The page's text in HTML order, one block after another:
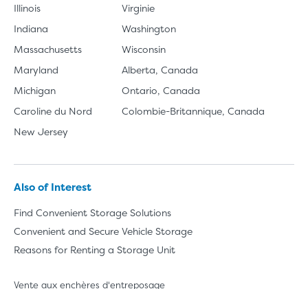
Illinois
Indiana
Massachusetts
Maryland
Michigan
Caroline du Nord
New Jersey
Virginie
Washington
Wisconsin
Alberta, Canada
Ontario, Canada
Colombie-Britannique, Canada
Also of Interest
Find Convenient Storage Solutions
Convenient and Secure Vehicle Storage
Reasons for Renting a Storage Unit
Vente aux enchères d'entreposage